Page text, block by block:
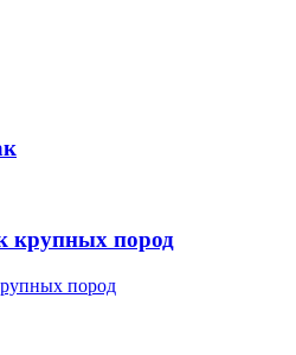
крупных пород